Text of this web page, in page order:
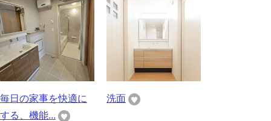
毎日の家事を快適に
する、機能...
洗面